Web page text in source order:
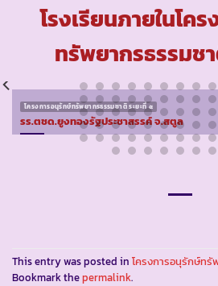
โรงเรียนภายในโค
ทรัพยากรธรรมช
โครงการอนุรักษ์ทรัพยากรธรรมชาติ ระยะที่ ๕
รร.ตชด.ยูงทองรัฐประชาสรรค์ จ.สตูล
This entry was posted in โครงการอนุรักษ์ทรั
Bookmark thepermalink.